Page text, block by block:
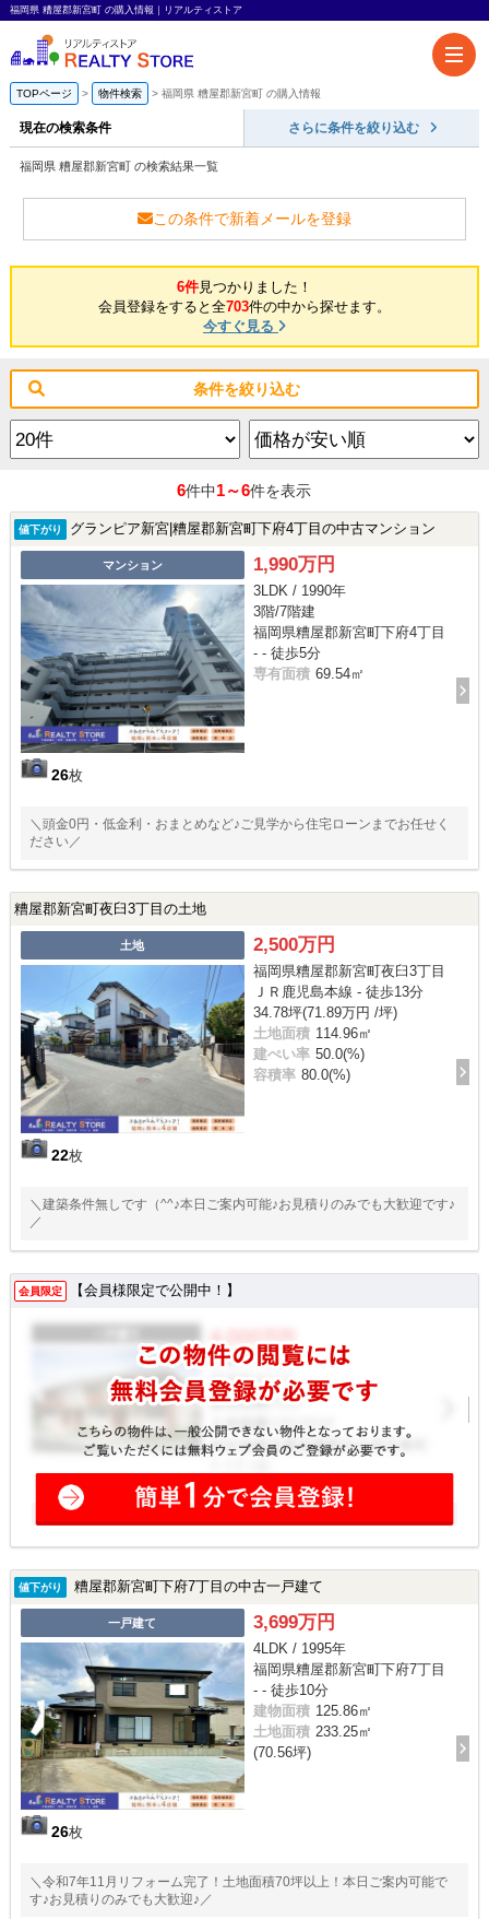
福岡県 糟屋郡新宮町 の購入情報｜リアルティストア
TOPページ 物件検索 福岡県 糟屋郡新宮町 の購入情報
現在の検索条件 さらに条件を絞り込む
福岡県 糟屋郡新宮町 の検索結果一覧
この条件で新着メールを登録
6件見つかりました！
会員登録をすると全703件の中から探せます。
今すぐ見る
条件を絞り込む
6件中1～6件を表示
値下がり グランピア新宮|糟屋郡新宮町下府4丁目の中古マンション
マンション
26枚
1,990万円
3LDK / 1990年
3階/7階建
福岡県糟屋郡新宮町下府4丁目
- - 徒歩5分
専有面積 69.54㎡
＼頭金0円・低金利・おまとめなど♪ご見学から住宅ローンまでお任せく
ださい／
糟屋郡新宮町夜臼3丁目の土地
土地
22枚
2,500万円
福岡県糟屋郡新宮町夜臼3丁目
ＪＲ鹿児島本線 - 徒歩13分
34.78坪(71.89万円 /坪)
土地面積 114.96㎡
建ぺい率 50.0(%)
容積率 80.0(%)
＼建築条件無しです（^^♪本日ご案内可能♪お見積りのみでも大歓迎です♪
／
会員限定 【会員様限定で公開中！】
値下がり 糟屋郡新宮町下府7丁目の中古一戸建て
一戸建て
26枚
3,699万円
4LDK / 1995年
福岡県糟屋郡新宮町下府7丁目
- - 徒歩10分
建物面積 125.86㎡
土地面積 233.25㎡
(70.56坪)
＼令和7年11月リフォーム完了！土地面積70坪以上！本日ご案内可能で
す♪お見積りのみでも大歓迎♪／